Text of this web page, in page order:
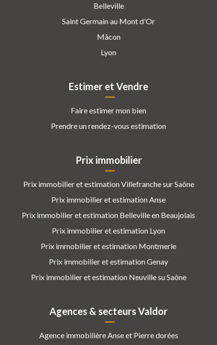
Belleville
Saint Germain au Mont d'Or
Mâcon
Lyon
Estimer et Vendre
Faire estimer mon bien
Prendre un rendez-vous estimation
Prix immobilier
Prix immobilier et estimation Villefranche sur Saône
Prix immobilier et estimation Anse
Prix immobilier et estimation Belleville en Beaujolais
Prix immobilier et estimation Lyon
Prix immobilier et estimation Montmerle
Prix immobilier et estimation Genay
Prix immobilier et estimation Neuville su Saône
Agences & secteurs Valdor
Agence immobilière Anse et Pierre dorées